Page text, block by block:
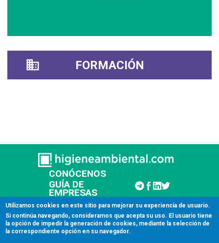
FORMACIÓN
CONÓCENOS
GUÍA DE
EMPRESAS
CONTACTAR
© 2026 Higiene Ambiental
Utilizamos cookies en este sitio para mejorar su experiencia de usuario.
Si continúa navegando, consideramos que acepta su uso. El usuario tiene
la opción de impedir la generación de cookies, mediante la selección de
la correspondiente opción en su navegador.